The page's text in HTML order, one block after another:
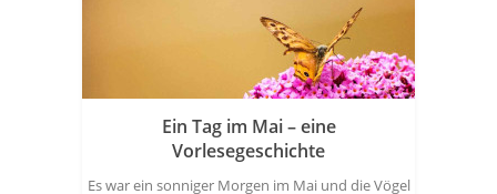
Ein Tag im Mai – eine
Vorlesegeschichte
Es war ein sonniger Morgen im Mai und die Vögel